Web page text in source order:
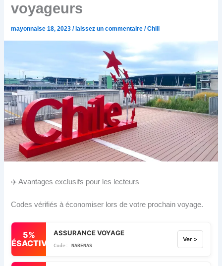
voyageurs
mayonnaise 18, 2023/ laissez un commentaire /Chili
✈️ Avantages exclusifs pour les lecteurs
Codes vérifiés à économiser lors de votre prochain voyage.
5%
DÉSACTIVÉ
ASSURANCE VOYAGE
NARENAS
Ver >